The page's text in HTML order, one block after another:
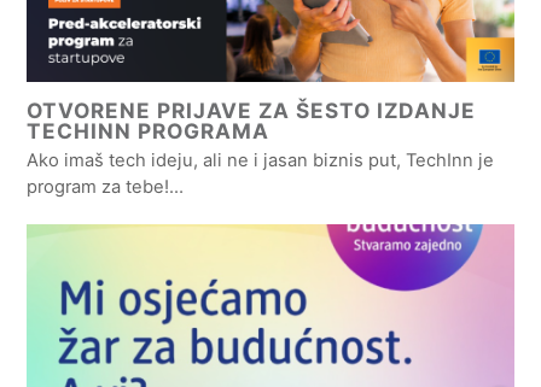
OTVORENE PRIJAVE ZA ŠESTO IZDANJE
TECHINN PROGRAMA
Ako imaš tech ideju, ali ne i jasan biznis put, TechInn je
program za tebe!…